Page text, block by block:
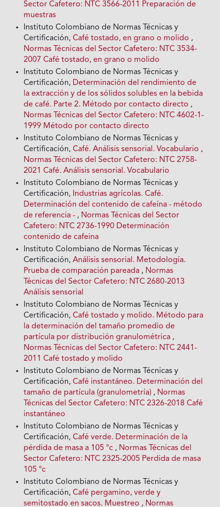
Sector Cafetero: NTC 3566-2011 Preparación de
muestras
Instituto Colombiano de Normas Técnicas y
Certificación,Café tostado, en grano o molido ,
Normas Técnicas del Sector Cafetero: NTC 3534-
2007 Café tostado, en grano o molido
Instituto Colombiano de Normas Técnicas y
Certificación, Determinación del rendimiento de
la extracción y de los sólidos solubles en la bebida
de café. Parte 2. Método por contacto directo ,
Normas Técnicas del Sector Cafetero: NTC 4602-1-
1999 Método por contacto directo
Instituto Colombiano de Normas Técnicas y
Certificación,Café. Análisis sensorial. Vocabulario ,
Normas Técnicas del Sector Cafetero: NTC 2758-
2021 Café. Análisis sensorial. Vocabulario
Instituto Colombiano de Normas Técnicas y
Certificación, Industrias agrícolas. Café.
Determinación del contenido de cafeína - método
de referencia - , Normas Técnicas del Sector
Cafetero: NTC 2736-1990 Determinación
contenido de cafeina
Instituto Colombiano de Normas Técnicas y
Certificación,Análisis sensorial. Metodología.
Prueba de comparación pareada , Normas
Técnicas del Sector Cafetero: NTC 2680-2013
Análisis sensorial
Instituto Colombiano de Normas Técnicas y
Certificación,Café tostado y molido. Método para
la determinación del tamaño promedio de
partícula por distribución granulométrica ,
Normas Técnicas del Sector Cafetero: NTC 2441-
2011 Café tostado y molido
Instituto Colombiano de Normas Técnicas y
Certificación,Café instantáneo. Determinación del
tamaño de partícula (granulometría) , Normas
Técnicas del Sector Cafetero: NTC 2326-2018 Café
instantáneo
Instituto Colombiano de Normas Técnicas y
Certificación,Café verde. Determinación de la
pérdida de masa a 105 °c , Normas Técnicas del
Sector Cafetero: NTC 2325-2005 Perdida de masa
105 °c
Instituto Colombiano de Normas Técnicas y
Certificación,Café pergamino, verde y
semitostado en sacos. Muestreo , Normas